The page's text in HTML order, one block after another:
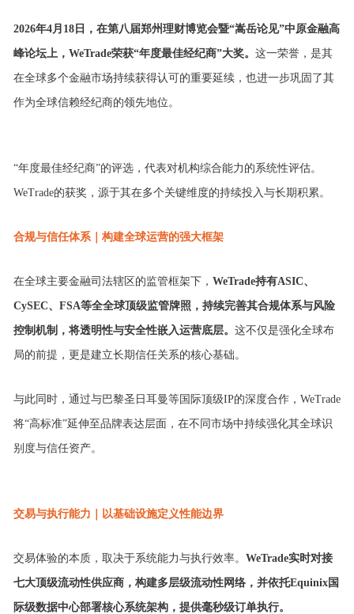
2026年4月18日， 在第八届郑州理财博览会暨“嵩岳论见”中原金融高
峰论坛上，WeTrade荣获“年度最佳经纪商”大奖。 这一荣誉，是其
在全球多个金融市场持续获得认可的重要延续，也进一步巩固了其
作为全球信赖经纪商的领先地位。
“年度最佳经纪商”的评选，代表对机构综合能力的系统性评估。
WeTrade的获奖，源于其在多个关键维度的持续投入与长期积累。
合规与信任体系｜ 构建全球运营的强大框架
在全球主要金融司法辖区的监管框架下， WeTrade持有ASIC、
CySEC、FSA等全全球顶级监管牌照， 持续完善其合规体系与风险
控制机制，将透明性与安全性嵌入运营底层。 这不仅是强化全球布
局的前提，更是建立长期信任关系的核心基础。
与此同时，通过与巴黎圣日耳曼等国际顶级IP的深度合作，WeTrade
将“高标准”延伸至品牌表达层面，在不同市场中持续强化其全球识
别度与信任资产。
交易与执行能力｜ 以基础设施定义性能边界
交易体验的本质，取决于系统能力与执行效率。 WeTrade实时对接
七大顶级流动性供应商，构建多层级流动性网络，并依托Equinix国
际级数据中心部署核心系统架构， 提供毫秒级订单执行。